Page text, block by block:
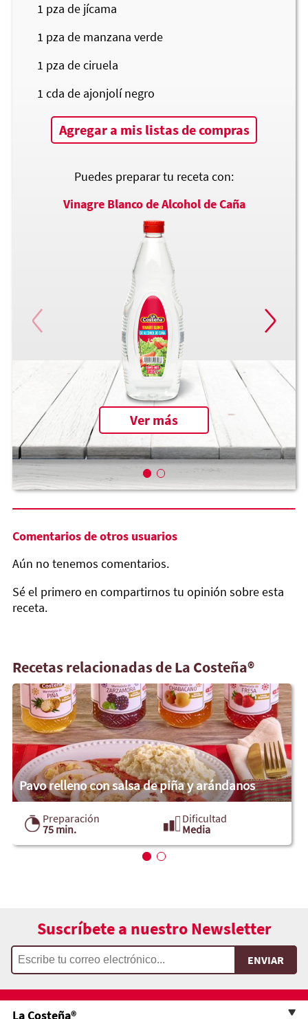
1 pza de jícama
1 pza de manzana verde
1 pza de ciruela
1 cda de ajonjolí negro
Agregar a mis listas de compras
Puedes preparar tu receta con:
Vinagre Blanco de Alcohol de Caña
Ver más
Comentarios de otros usuarios
Aún no tenemos comentarios.
Sé el primero en compartirnos tu opinión sobre esta
receta.
Recetas relacionadas de La Costeña®
Pavo relleno con salsa de piña y arándanos
Preparación
75 min.
Dificultad
Media
Suscríbete a nuestro Newsletter
La Costeña®